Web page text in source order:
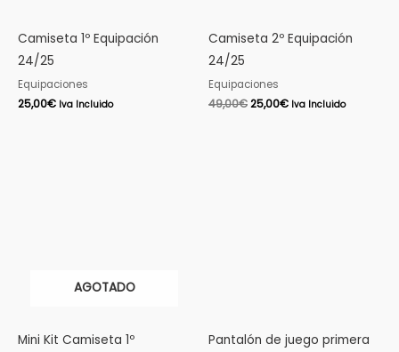
Camiseta 1º Equipación
24/25
Equipaciones
25,00€ Iva Incluido
Camiseta 2º Equipación
24/25
Equipaciones
49,00€25,00€ Iva Incluido
AGOTADO
Mini Kit Camiseta 1º
Pantalón de juego primera